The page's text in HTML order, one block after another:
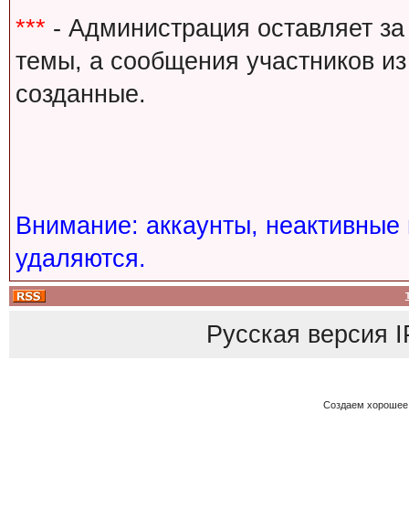
*** - Администрация оставляет
темы, а сообщения участников
созданные.
Внимание: аккаунты,
удаляются.
Русская версия
Создаем